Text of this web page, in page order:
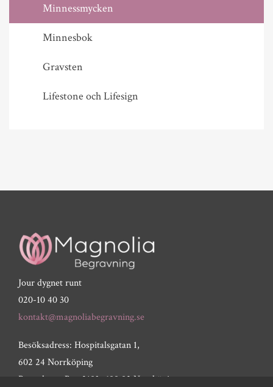
Minnessmycken
Minnesbok
Gravsten
Lifestone och Lifesign
Jour dygnet runt
020-10 40 30
kontakt@magnoliabegravning.se
Besöksadress: Hospitalsgatan 1,
602 24 Norrköping
Postadress: Box 2103, 600 02 Norrköping